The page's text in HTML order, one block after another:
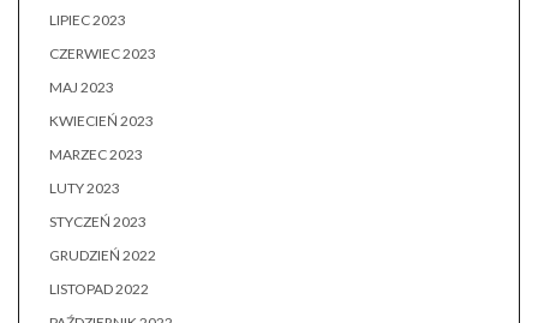
LIPIEC 2023
CZERWIEC 2023
MAJ 2023
KWIECIEŃ 2023
MARZEC 2023
LUTY 2023
STYCZEŃ 2023
GRUDZIEŃ 2022
LISTOPAD 2022